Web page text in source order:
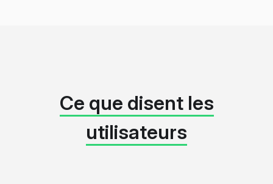
Ce que disent les
utilisateurs